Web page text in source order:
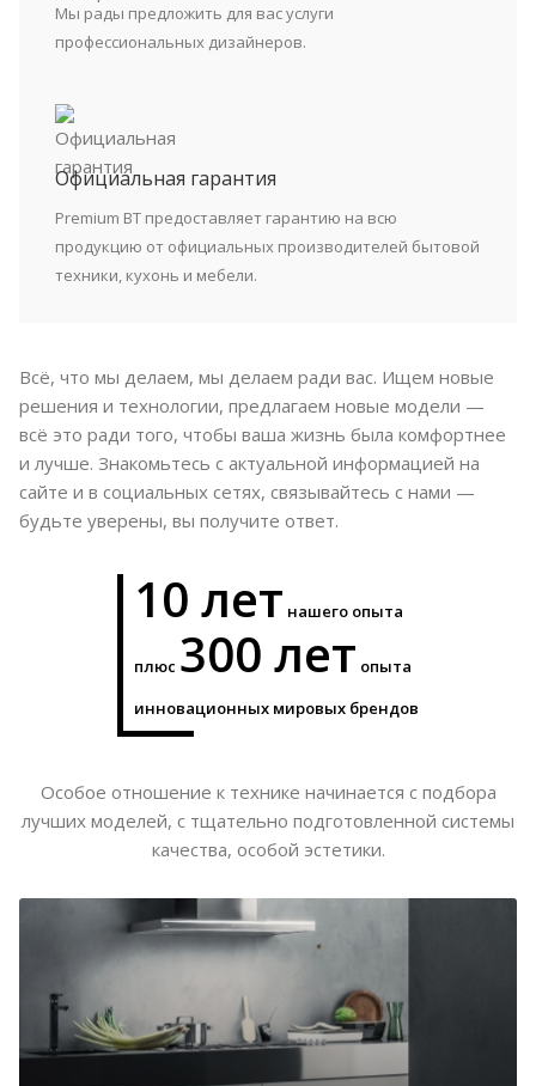
Мы рады предложить для вас услуги
профессиональных дизайнеров.
Официальная гарантия
Premium BT предоставляет гарантию на всю
продукцию от официальных производителей бытовой
техники, кухонь и мебели.
Всё, что мы делаем, мы делаем ради вас. Ищем новые
решения и технологии, предлагаем новые модели —
всё это ради того, чтобы ваша жизнь была комфортнее
и лучше. Знакомьтесь с актуальной информацией на
сайте и в социальных сетях, связывайтесь с нами —
будьте уверены, вы получите ответ.
10 лет нашего опыта
плюс 300 лет опыта
инновационных мировых брендов
Особое отношение к технике начинается с подбора
лучших моделей, с тщательно подготовленной системы
качества, особой эстетики.